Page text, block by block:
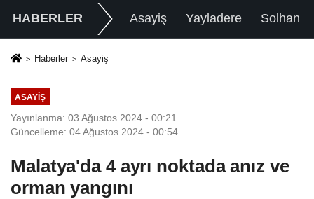
HABERLER Asayiş Yayladere Solhan
Haberler Asayiş
ASAYIŞ
Yayınlanma: 03 Ağustos 2024 - 00:21
Güncelleme: 04 Ağustos 2024 - 00:54
Malatya'da 4 ayrı noktada anız ve
orman yangını